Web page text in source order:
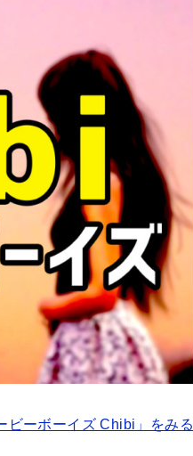
ビーボーイズ Chibi」をみる